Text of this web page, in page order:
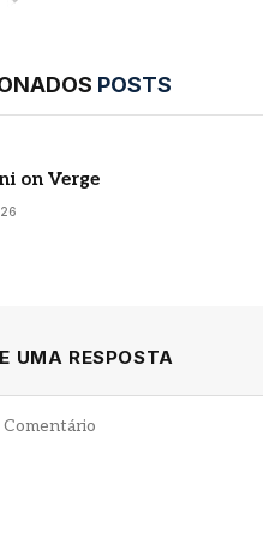
POSTS
on Verge
UMA RESPOSTA